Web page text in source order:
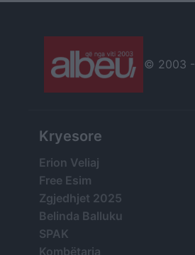
© 2003 -
Kryesore
Erion Veliaj
Free Esim
Zgjedhjet 2025
Belinda Balluku
SPAK
Kombëtarja